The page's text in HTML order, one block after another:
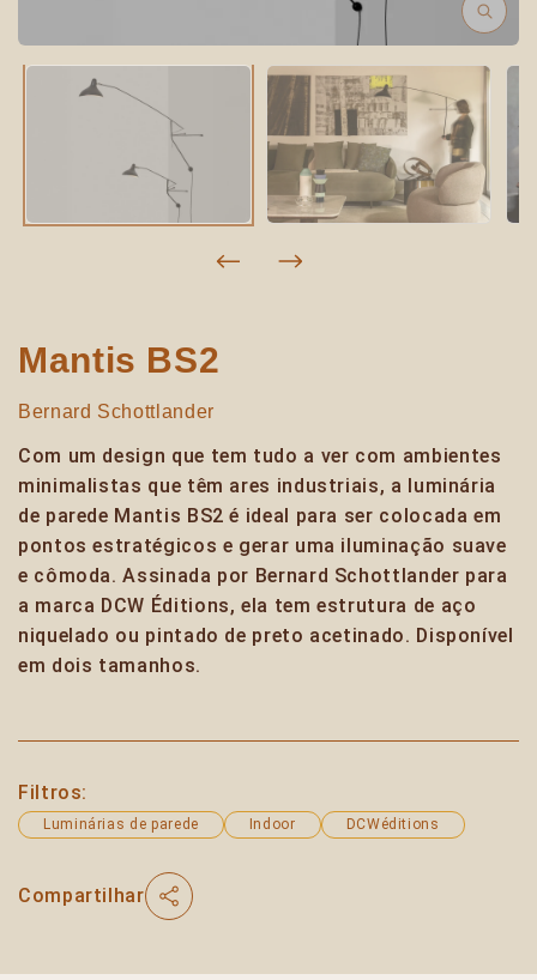
Mantis BS2
Bernard Schottlander
Com um design que tem tudo a ver com ambientes
minimalistas que têm ares industriais, a luminária
de parede Mantis BS2 é ideal para ser colocada em
pontos estratégicos e gerar uma iluminação suave
e cômoda. Assinada por Bernard Schottlander para
a marca DCW Éditions, ela tem estrutura de aço
niquelado ou pintado de preto acetinado. Disponível
em dois tamanhos.
Filtros:
Luminárias de parede Indoor DCWéditions
Compartilhar